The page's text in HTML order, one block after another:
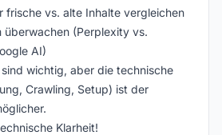
frische vs. alte Inhalte vergleichen
überwachen (Perplexity vs.
AI)
wichtig, aber die technische
Crawling, Setup) ist der
Klarheit!